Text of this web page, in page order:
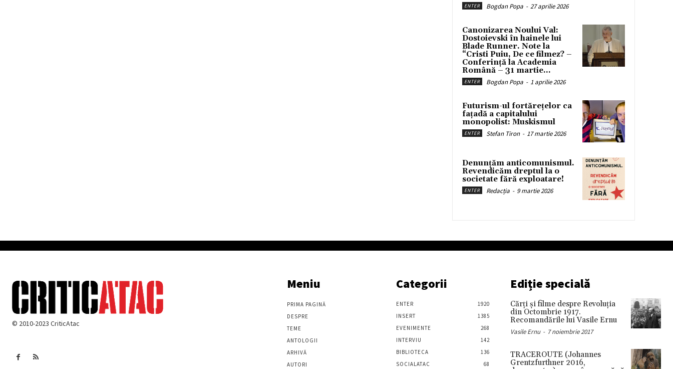
ENTER Bogdan Popa - 27 aprilie 2026
Canonizarea Noului Val:
Dostoievski în hainele lui
Blade Runner. Note la
“Cristi Puiu, De ce filmez? –
Conferință la Academia
Română – 31 martie...
ENTER Bogdan Popa - 1 aprilie 2026
Futurism-ul fortărețelor ca
fațadă a capitalului
monopolist: Muskismul
ENTER Stefan Tiron - 17 martie 2026
Denunțăm anticomunismul.
Revendicăm dreptul la o
societate fără exploatare!
ENTER Redacția - 9 martie 2026
© 2010-2023 CriticAtac
Meniu
PRIMA PAGINĂ
DESPRE
TEME
ANTOLOGII
ARHIVĂ
AUTORI
Categorii
ENTER
1920
INSERT
1385
EVENIMENTE
268
INTERVIU
142
BIBLIOTECA
136
SOCIALATAC
68
Ediție specială
Cărţi şi filme despre Revoluţia
din Octombrie 1917.
Recomandările lui Vasile Ernu
Vasile Ernu - 7 noiembrie 2017
TRACEROUTE (Johannes
Grentzfurthner 2016,